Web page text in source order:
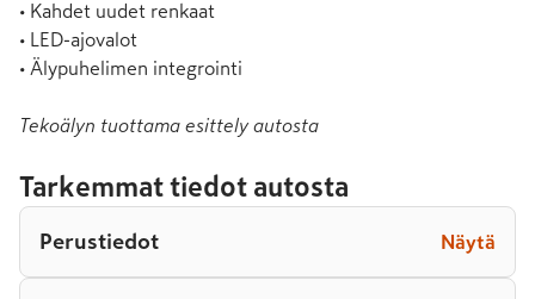
• Kahdet uudet renkaat
• LED-ajovalot
• Älypuhelimen integrointi
Tekoälyn tuottama esittely autosta
Tarkemmat tiedot autosta
Perustiedot Näytä